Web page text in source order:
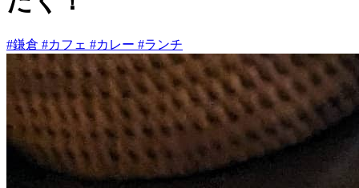
#鎌倉 #カフェ #カレー #ランチ